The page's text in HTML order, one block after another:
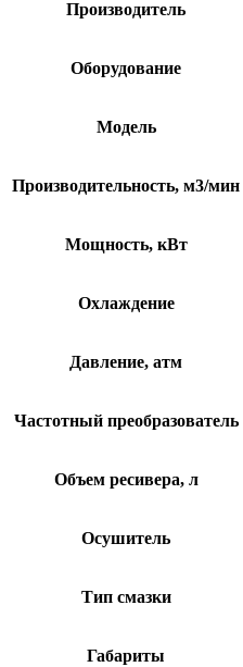
Производитель
Оборудование
Модель
Производительность, м3/мин
Мощность, кВт
Охлаждение
Давление, атм
Частотный преобразователь
Объем ресивера, л
Осушитель
Тип смазки
Габариты